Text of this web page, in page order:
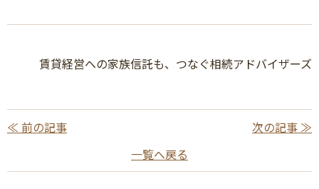
賃貸経営への家族信託も、つなぐ相続アドバイザーズ
≪ 前の記事
次の記事 ≫
一覧へ戻る